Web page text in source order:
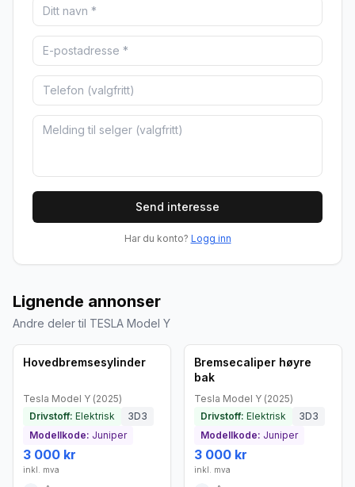
Send interesse
Har du konto? Logg inn
Lignende annonser
Andre deler til TESLA Model Y
Brukt - som ny
Bedrift
Hovedbremsesylinder
Tesla Model Y (2025)
Drivstoff: Elektrisk
3D3
Modellkode: Juniper
3 000 kr
inkl. mva
Bedrift
Bremsecaliper høyre
bak
Tesla Model Y (2025)
Drivstoff: Elektrisk
3D3
Modellkode: Juniper
3 000 kr
inkl. mva